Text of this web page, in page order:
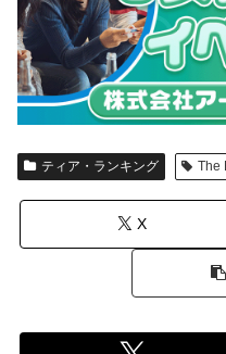
ティア・ランキング The
X